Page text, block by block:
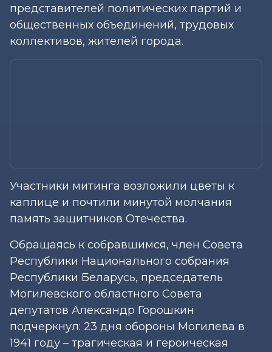
представителей политических партий и
общественных объединений, трудовых
коллективов, жителей города.
Участники митинга возложили цветы к
каплице и почтили минутой молчания
память защитников Отечества.
Обращаясь к собравшимся, член Совета
Республики Национального собрания
Республики Беларусь, председатель
Могилевского областного Совета
депутатов Александр Горошкин
подчеркнул: 23 дня обороны Могилева в
1941 году – трагическая и героическая